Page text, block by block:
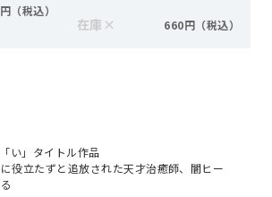
在庫 × 660円
「い」タイトル作品
役立たずと追放された天才治癒師、闇ヒー